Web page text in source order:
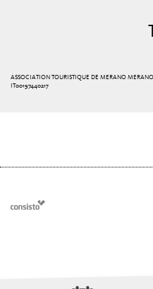
ASSOCIATION TOURISTIQUE DE MERANO
IT00197440217